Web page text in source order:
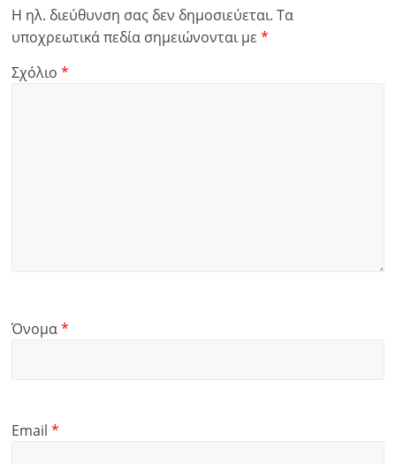
Η ηλ. διεύθυνση σας δεν δημοσιεύεται. Τα
υποχρεωτικά πεδία σημειώνονται με*
Σχόλιο*
Όνομα*
Email*